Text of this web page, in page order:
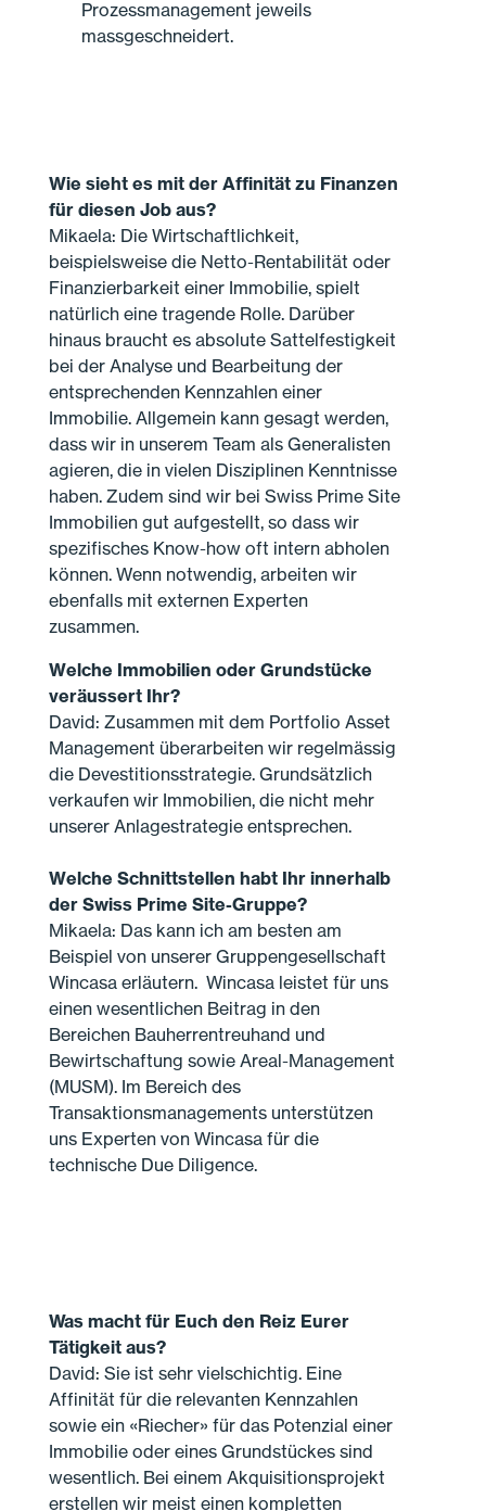
Prozessmanagement jeweils
massgeschneidert.
Wie sieht es mit der Affinität zu Finanzen
für diesen Job aus?
Mikaela: Die Wirtschaftlichkeit,
beispielsweise die Netto-Rentabilität oder
Finanzierbarkeit einer Immobilie, spielt
natürlich eine tragende Rolle. Darüber
hinaus braucht es absolute Sattelfestigkeit
bei der Analyse und Bearbeitung der
entsprechenden Kennzahlen einer
Immobilie. Allgemein kann gesagt werden,
dass wir in unserem Team als Generalisten
agieren, die in vielen Disziplinen Kenntnisse
haben. Zudem sind wir bei Swiss Prime Site
Immobilien gut aufgestellt, so dass wir
spezifisches Know-how oft intern abholen
können. Wenn notwendig, arbeiten wir
ebenfalls mit externen Experten
zusammen.
Welche Immobilien oder Grundstücke
veräussert Ihr?
David: Zusammen mit dem Portfolio Asset
Management überarbeiten wir regelmässig
die Devestitionsstrategie. Grundsätzlich
verkaufen wir Immobilien, die nicht mehr
unserer Anlagestrategie entsprechen.
Welche Schnittstellen habt Ihr innerhalb
der Swiss Prime Site-Gruppe?
Mikaela: Das kann ich am besten am
Beispiel von unserer Gruppengesellschaft
Wincasa erläutern. Wincasa leistet für uns
einen wesentlichen Beitrag in den
Bereichen Bauherrentreuhand und
Bewirtschaftung sowie Areal-Management
(MUSM). Im Bereich des
Transaktionsmanagements unterstützen
uns Experten von Wincasa für die
technische Due Diligence.
Was macht für Euch den Reiz Eurer
Tätigkeit aus?
David: Sie ist sehr vielschichtig. Eine
Affinität für die relevanten Kennzahlen
sowie ein «Riecher» für das Potenzial einer
Immobilie oder eines Grundstückes sind
wesentlich. Bei einem Akquisitionsprojekt
erstellen wir meist einen kompletten